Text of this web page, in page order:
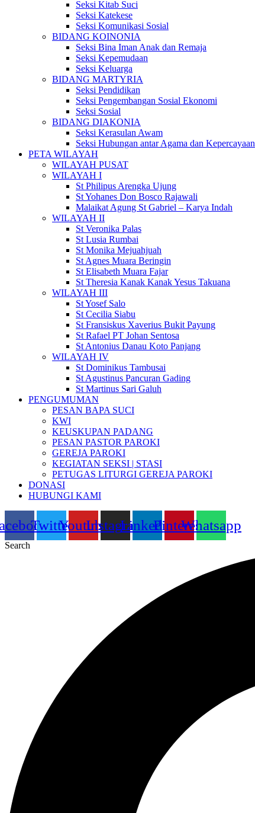
Seksi Kitab Suci
Seksi Katekese
Seksi Komunikasi Sosial
BIDANG KOINONIA
Seksi Bina Iman Anak dan Remaja
Seksi Kepemudaan
Seksi Keluarga
BIDANG MARTYRIA
Seksi Pendidikan
Seksi Pengembangan Sosial Ekonomi
Seksi Sosial
BIDANG DIAKONIA
Seksi Kerasulan Awam
Seksi Hubungan antar Agama dan Kepercayaan
PETA WILAYAH
WILAYAH PUSAT
WILAYAH I
St Philipus Arengka Ujung
St Yohanes Don Bosco Rajawali
Malaikat Agung St Gabriel – Karya Indah
WILAYAH II
St Veronika Palas
St Lusia Rumbai
St Monika Mejuahjuah
St Agnes Muara Beringin
St Elisabeth Muara Fajar
St Theresia Kanak Kanak Yesus Takuana
WILAYAH III
St Yosef Salo
St Cecilia Siabu
St Fransiskus Xaverius Bukit Payung
St Rafael PT Johan Sentosa
St Antonius Danau Koto Panjang
WILAYAH IV
St Dominikus Tambusai
St Agustinus Pancuran Gading
St Martinus Sari Galuh
PENGUMUMAN
PESAN BAPA SUCI
KWI
KEUSKUPAN PADANG
PESAN PASTOR PAROKI
GEREJA PAROKI
KEGIATAN SEKSI | STASI
PETUGAS LITURGI GEREJA PAROKI
DONASI
HUBUNGI KAMI
TwitterYoutubeInstagramLinkedinPinterestWhatsapp
Search